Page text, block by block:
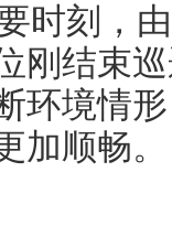
时刻，
刚结束
环境情
加顺畅。